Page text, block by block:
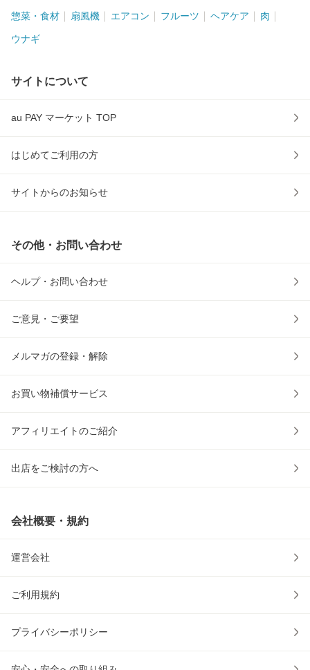
惣菜・食材 扇風機 エアコン フルーツ ヘアケア 肉
ウナギ
サイトについて
au PAY マーケット TOP
はじめてご利用の方
サイトからのお知らせ
その他・お問い合わせ
ヘルプ・お問い合わせ
ご意見・ご要望
メルマガの登録・解除
お買い物補償サービス
アフィリエイトのご紹介
出店をご検討の方へ
会社概要・規約
運営会社
ご利用規約
プライバシーポリシー